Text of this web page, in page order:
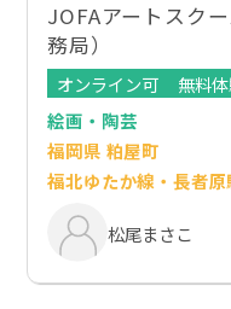
JOFAアートスク
務局）
オンライン可
無料
絵画・陶芸
福岡県 粕屋町
福北ゆたか線・長者原
松尾まさこ